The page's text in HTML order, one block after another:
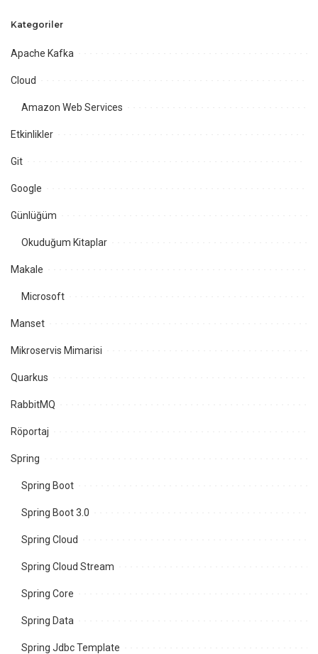
Kategoriler
Apache Kafka
Cloud
Amazon Web Services
Etkinlikler
Git
Google
Günlüğüm
Okuduğum Kitaplar
Makale
Microsoft
Manset
Mikroservis Mimarisi
Quarkus
RabbitMQ
Röportaj
Spring
Spring Boot
Spring Boot 3.0
Spring Cloud
Spring Cloud Stream
Spring Core
Spring Data
Spring Jdbc Template